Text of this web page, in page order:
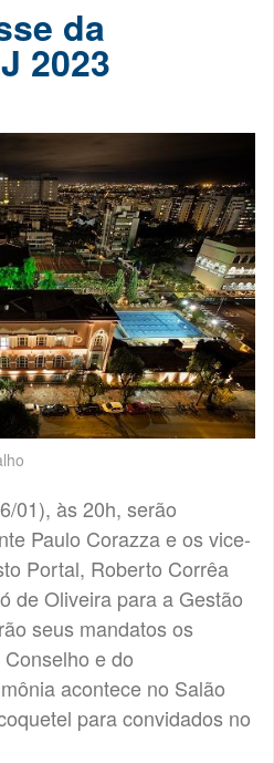
da
2023
01), às 20h, serão
Paulo Corazza e os vice-
Portal, Roberto Corrêa
de Oliveira para a Gestão
seus mandatos os
e do
acontece no Salão
para convidados no